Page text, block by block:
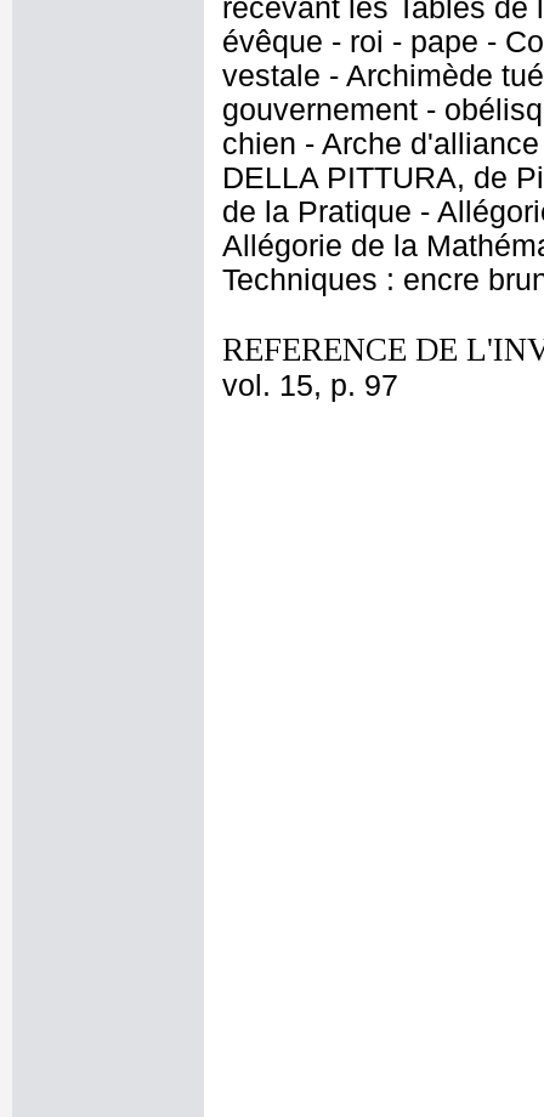
recevant les Tables de
évêque - roi - pape -
vestale - Archimède
gouvernement -
chien - Arche
DELLA PITTURA, de
de la Pratique -
Allégorie de la
Techniques : encre
REFERENCE DE
vol. 15, p. 97